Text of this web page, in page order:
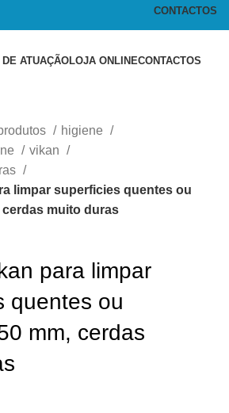
CONTACTOS
ATUAÇÃOLOJA ONLINECONTACTOS
higiene
vikan
limpar superficies quentes ou
cerdas muito duras
para limpar
quentes ou
mm, cerdas